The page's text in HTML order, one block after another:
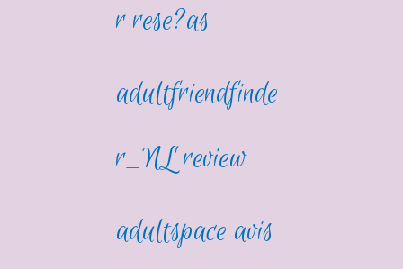
r rese?as
adultfriendfinde
r_NL review
adultspace avis